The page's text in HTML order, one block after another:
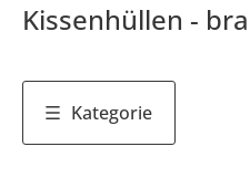
Kissenhüllen -
Kategorie